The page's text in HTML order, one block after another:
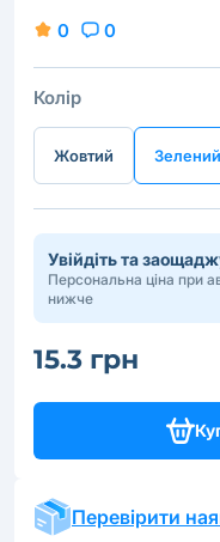
0 0
Колір
Жовтий Зелений
Увійдіть та
Персональна ціна при
нижче
15.3 грн
Перевірити